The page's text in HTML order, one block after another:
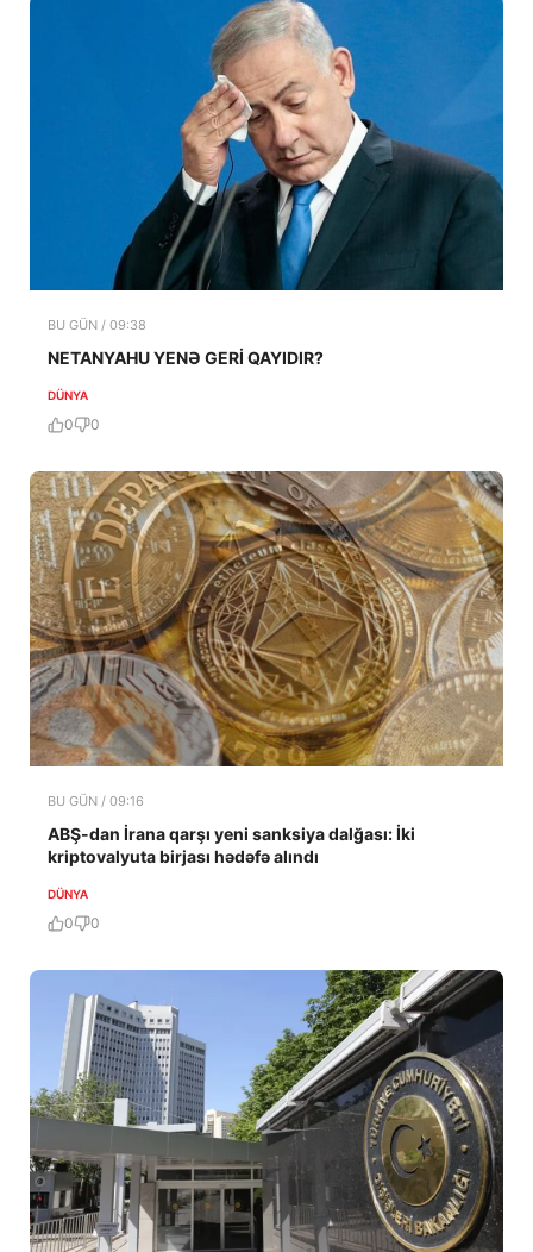
BU GÜN / 09:38
NETANYAHU YENƏ GERİ QAYIDIR?
DÜNYA
0 0
BU GÜN / 09:16
ABŞ-dan İrana qarşı yeni sanksiya dalğası: İki
kriptovalyuta birjası hədəfə alındı
DÜNYA
0 0